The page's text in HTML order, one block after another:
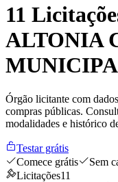
11
ALTONIA
Órgão licitante com
compras públicas.
modalidades e histórico
Testar grátis
Comece grátis
Sem
Licitações11